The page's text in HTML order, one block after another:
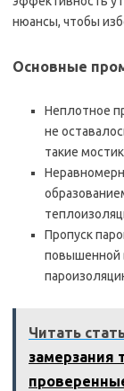
нюансы, чтобы
Основные
Неплотное
не
такие
Пропуск
повышенной
Читать
замерзания